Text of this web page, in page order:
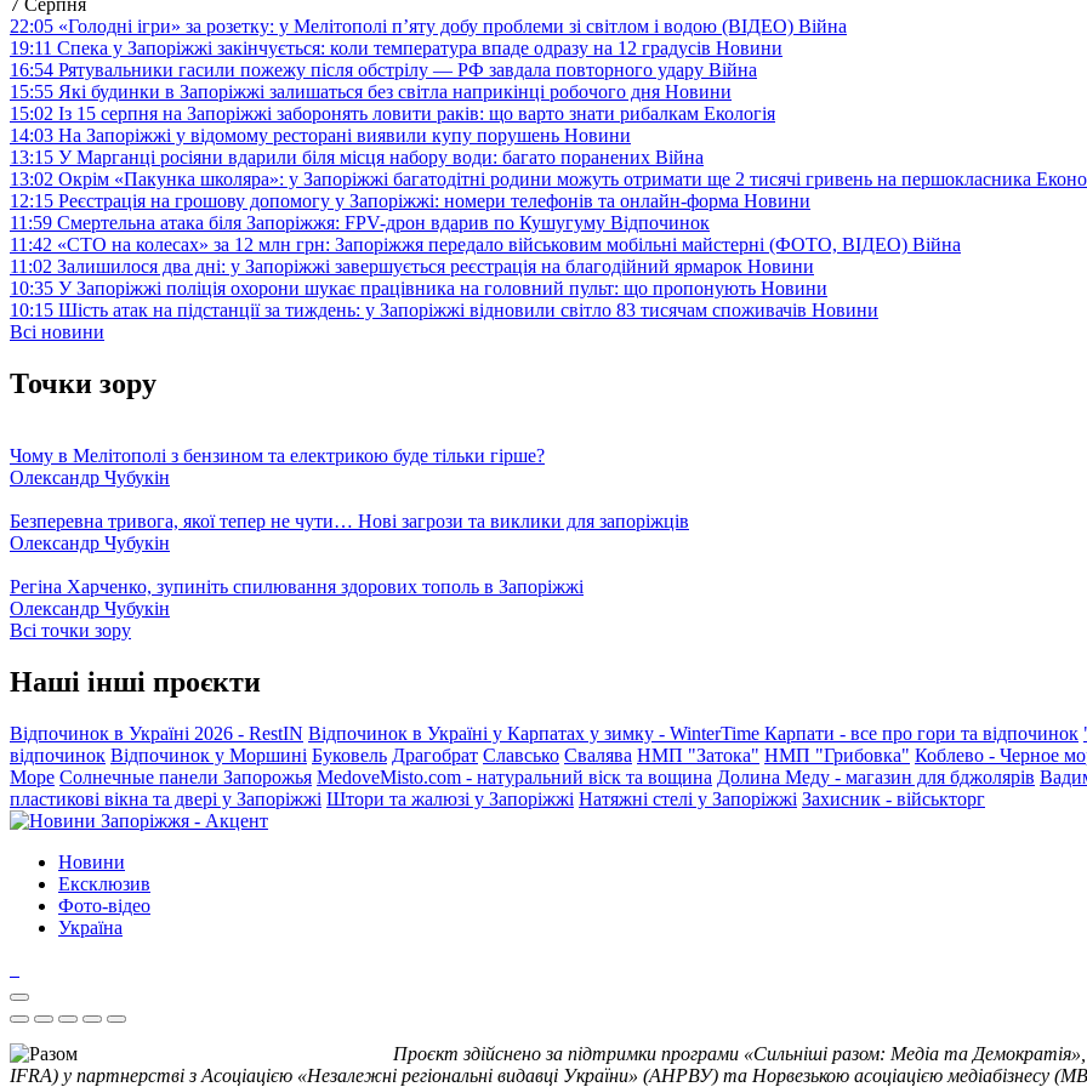
22:05 «Голодні ігри» за розетку: у Мелітополі п’яту добу проблеми зі світлом і водою (ВІДЕО) Війна
19:11 Спека у Запоріжжі закінчується: коли температура впаде одразу на 12 градусів Новини
16:54 Рятувальники гасили пожежу після обстрілу — РФ завдала повторного удару Війна
15:55 Які будинки в Запоріжжі залишаться без світла наприкінці робочого дня Новини
15:02 Із 15 серпня на Запоріжжі заборонять ловити раків: що варто знати рибалкам Екологія
14:03 На Запоріжжі у відомому ресторані виявили купу порушень Новини
13:15 У Марганці росіяни вдарили біля місця набору води: багато поранених Війна
13:02 Окрім «Пакунка школяра»: у Запоріжжі багатодітні родини можуть отримати ще 2 тисячі гривень на першокласника
12:15 Реєстрація на грошову допомогу у Запоріжжі: номери телефонів та онлайн-форма Новини
11:59 Смертельна атака біля Запоріжжя: FPV-дрон вдарив по Кушугуму Відпочинок
11:42 «СТО на колесах» за 12 млн грн: Запоріжжя передало військовим мобільні майстерні (ФОТО, ВІДЕО) Війна
11:02 Залишилося два дні: у Запоріжжі завершується реєстрація на благодійний ярмарок Новини
10:35 У Запоріжжі поліція охорони шукає працівника на головний пульт: що пропонують Новини
10:15 Шість атак на підстанції за тиждень: у Запоріжжі відновили світло 83 тисячам споживачів Новини
Всі новини
Точки зору
Чому в Мелітополі з бензином та електрикою буде тільки гірше?
Олександр Чубукін
Безперевна тривога, якої тепер не чути… Нові загрози та виклики для запоріжців
Олександр Чубукін
Регіна Харченко, зупиніть спилювання здорових тополь в Запоріжжі
Олександр Чубукін
Всі точки зору
Наші інші проєкти
Відпочинок в Україні 2026 - RestIN Відпочинок в Україні у Карпатах у зимку - WinterTime Карпати - все про гори та відпочинок
відпочинок Відпочинок у Моршині Буковель Драгобрат Славсько Свалява НМП "Затока" НМП "Грибовка" Коблево - Черное
Море Солнечные панели Запорожья MedoveMisto.com - натуральний віск та вощина Долина Меду - магазин для бджолярів
пластикові вікна та двері у Запоріжжі Штори та жалюзі у Запоріжжі Натяжні стелі у Запоріжжі Захисник - військторг
Новини
Ексклюзив
Фото-відео
Україна
Проєкт здійснено за підтримки програми «Сильніші разом: Медіа та
IFRA) у партнерстві з Асоціацією «Незалежні регіональні видавці України» (АНРВУ) та Норвезькою асоціацією медіабізнесу